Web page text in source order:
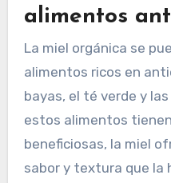
alimentos
La miel orgánica se
alimentos ricos en
bayas, el té verde y
estos alimentos
beneficiosas, la miel
sabor y textura que la